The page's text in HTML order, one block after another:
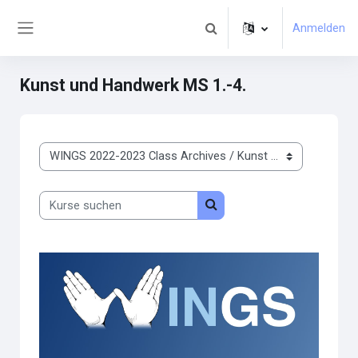
Sucheingabe umschalten
Anmelden
Kunst und Handwerk MS 1.-4.
Kursbereiche
Kurse suchen
Kurse suchen